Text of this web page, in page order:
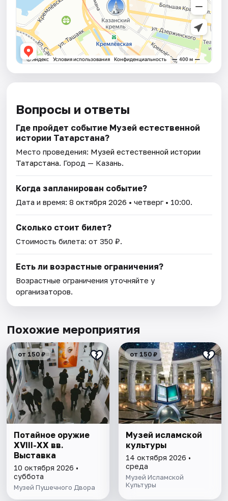
Вопросы и ответы
Где пройдет событие Музей естественной
истории Татарстана?
Место проведения: Музей естественной истории
Татарстана. Город — Казань.
Когда запланирован событие?
Дата и время:8 октября 2026 • четверг • 10:00.
Сколько стоит билет?
Стоимость билета: от 350 ₽.
Есть ли возрастные ограничения?
Возрастные ограничения уточняйте у
организаторов.
Похожие мероприятия
от 150 ₽
Потайное оружие
XVIII-XX вв.
Выставка
10 октября 2026 •
суббота
Музей Пушечного Двора
от 150 ₽
Музей исламской
культуры
14 октября 2026 •
среда
Музей Исламской
Культуры